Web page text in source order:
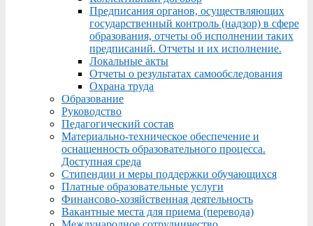
Предписания органов, осуществляющих
государственный контроль (надзор) в сфере
образования, отчеты об исполнении таких
предписаний. Отчеты и их исполнение.
Локальные акты
Отчеты о результатах самообследования
Охрана труда
Образование
Руководство
Педагогический состав
Материально-техническое обеспечение и
оснащенность образовательного процесса.
Доступная среда
Стипендии и меры поддержки обучающихся
Платные образовательные услуги
Финансово-хозяйственная деятельность
Вакантные места для приема (перевода)